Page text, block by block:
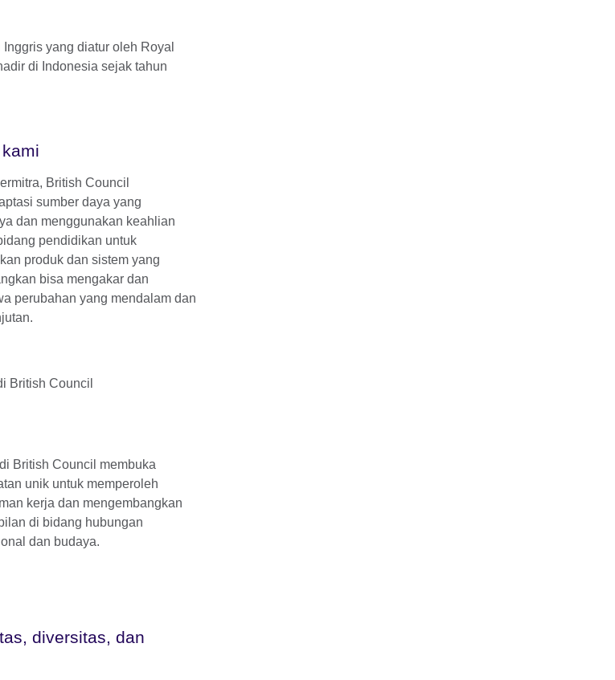
yang diatur oleh Royal
di Indonesia sejak tahun
British Council
sumber daya yang
dan menggunakan keahlian
pendidikan untuk
produk dan sistem yang
bisa mengakar dan
perubahan yang mendalam dan
British Council membuka
unik untuk memperoleh
kerja dan mengembangkan
di bidang hubungan
dan budaya.
diversitas, dan